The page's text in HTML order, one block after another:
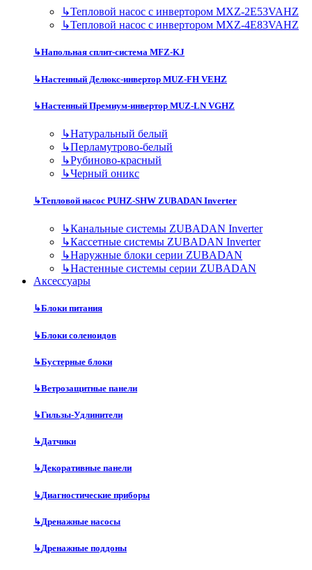
↳Тепловой насос с инвертором MXZ-2E53VAHZ
↳Тепловой насос с инвертором MXZ-4E83VAHZ
↳Напольная сплит-система MFZ-KJ
↳Настенный Делюкс-инвертор MUZ-FH VEHZ
↳Настенный Премиум-инвертор MUZ-LN VGHZ
↳Натуральный белый
↳Перламутрово-белый
↳Рубиново-красный
↳Черный оникс
↳Тепловой насос PUHZ-SHW ZUBADAN Inverter
↳Канальные системы ZUBADAN Inverter
↳Кассетные системы ZUBADAN Inverter
↳Наружные блоки серии ZUBADAN
↳Настенные системы серии ZUBADAN
Аксесcуары
↳Блоки питания
↳Блоки соленоидов
↳Бустерные блоки
↳Ветрозащитные панели
↳Гильзы-Удлинители
↳Датчики
↳Декоративные панели
↳Диагностические приборы
↳Дренажные насосы
↳Дренажные поддоны